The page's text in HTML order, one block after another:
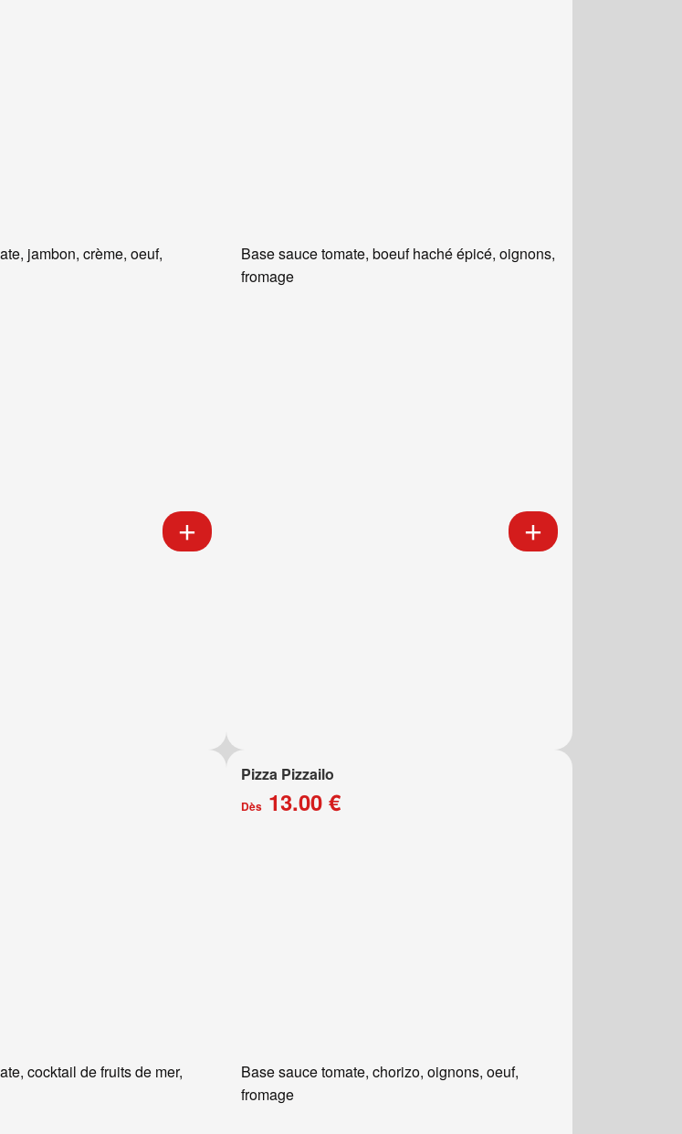
jambon, crème, oeuf,
Base sauce tomate, boeuf haché épicé, oignons,
fromage
cocktail de fruits de mer,
Pizza Pizzailo
Dès 13.00 €
Base sauce tomate, chorizo, oignons, oeuf,
fromage